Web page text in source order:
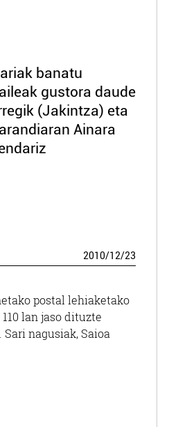
banatu
gustora daude
(Jakintza) eta
Ainara
2010/12/23
postal lehiaketako
lan jaso dituzte
nagusiak, Saioa